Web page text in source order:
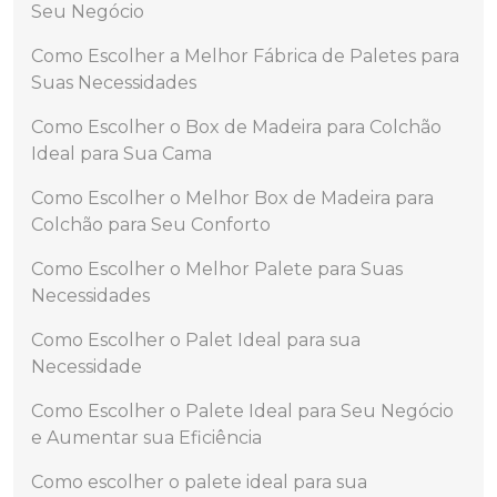
Seu Negócio
Como Escolher a Melhor Fábrica de Paletes para
Suas Necessidades
Como Escolher o Box de Madeira para Colchão
Ideal para Sua Cama
Como Escolher o Melhor Box de Madeira para
Colchão para Seu Conforto
Como Escolher o Melhor Palete para Suas
Necessidades
Como Escolher o Palet Ideal para sua
Necessidade
Como Escolher o Palete Ideal para Seu Negócio
e Aumentar sua Eficiência
Como escolher o palete ideal para sua